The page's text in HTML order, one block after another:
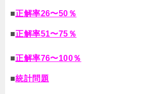
■正解率26〜50％
■正解率51〜75％
■正解率76〜100％
■統計問題